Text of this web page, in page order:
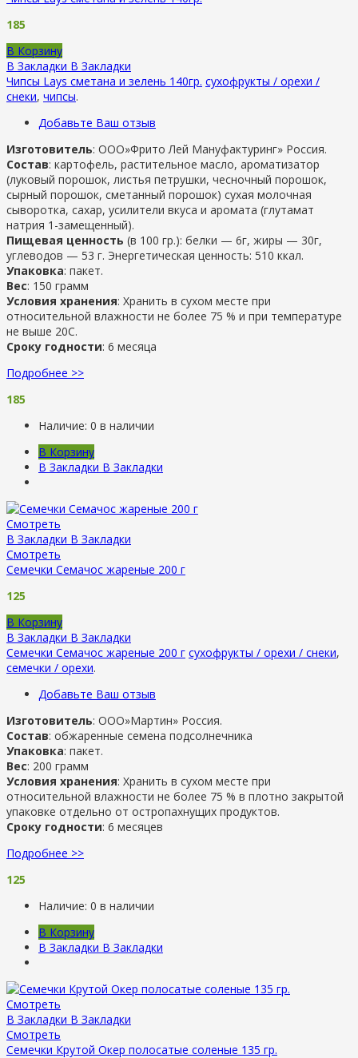
185
В Корзину
В Закладки В Закладки
Чипсы Lays сметана и зелень 140гр. сухофрукты / орехи /
снеки, чипсы.
Добавьте Ваш отзыв
Изготовитель: ООО»Фрито Лей Мануфактуринг» Россия.
Состав: картофель, растительное масло, ароматизатор
(луковый порошок, листья петрушки, чесночный порошок,
сырный порошок, сметанный порошок) сухая молочная
сыворотка, сахар, усилители вкуса и аромата (глутамат
натрия 1-замещенный).
Пищевая ценность (в 100 гр.): белки — 6г, жиры — 30г,
углеводов — 53 г. Энергетическая ценность: 510 ккал.
Упаковка: пакет.
Вес: 150 грамм
Условия хранения: Хранить в сухом месте при
относительной влажности не более 75 % и при температуре
не выше 20С.
Сроку годности: 6 месяца
Подробнее >>
185
Наличие: 0 в наличии
В Корзину
В Закладки В Закладки
Смотреть
В Закладки В Закладки
Смотреть
Семечки Семачос жареные 200 г
125
В Корзину
В Закладки В Закладки
Семечки Семачос жареные 200 г сухофрукты / орехи / снеки,
семечки / орехи.
Добавьте Ваш отзыв
Изготовитель: ООО»Мартин» Россия.
Состав: обжаренные семена подсолнечника
Упаковка: пакет.
Вес: 200 грамм
Условия хранения: Хранить в сухом месте при
относительной влажности не более 75 % в плотно закрытой
упаковке отдельно от остропахнущих продуктов.
Сроку годности: 6 месяцев
Подробнее >>
125
Наличие: 0 в наличии
В Корзину
В Закладки В Закладки
Смотреть
В Закладки В Закладки
Смотреть
Семечки Крутой Окер полосатые соленые 135 гр.